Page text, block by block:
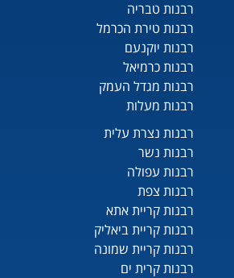
רבנות טבריה
רבנות טירת הכרמל
רבנות יוקנעם
רבנות כרמיאל
רבנות מגדל העמק
רבנות מעלות
רבנות נצרת עלית
רבנות נשר
רבנות עפולה
רבנות צפת
רבנות קריית אתא
רבנות קריית ביאליק
רבנות קריית שמונה
רבנות קרית ים